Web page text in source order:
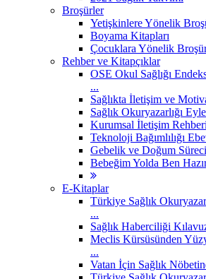
Broşürler
Yetişkinlere Yönelik
Boyama Kitapları
Çocuklara Yönelik
Rehber ve Kitapçıklar
OSE Okul Sağlığı
...
Sağlıkta İletişim ve
Sağlık Okuryazarlığı
Kurumsal İletişim Rehberi
Teknoloji Bağımlılığı
Gebelik ve Doğum
Bebeğim Yolda Ben
E-Kitaplar
Türkiye Sağlık
...
Sağlık Haberciliği
Meclis Kürsüsünden
...
Vatan İçin Sağlık